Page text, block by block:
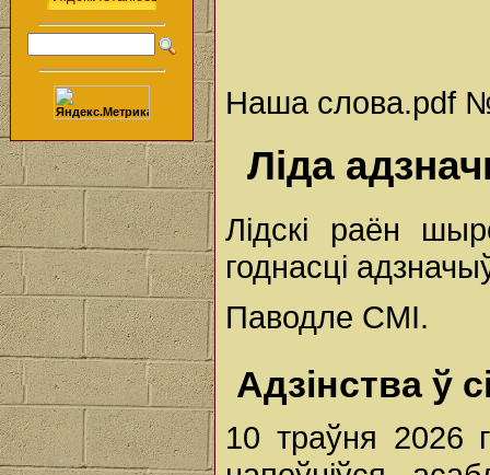
Наша слова.pdf
Ліда
Лідскі раён
годнасці
Паводле СМІ.
Адзінства ў
10 траўня 2026